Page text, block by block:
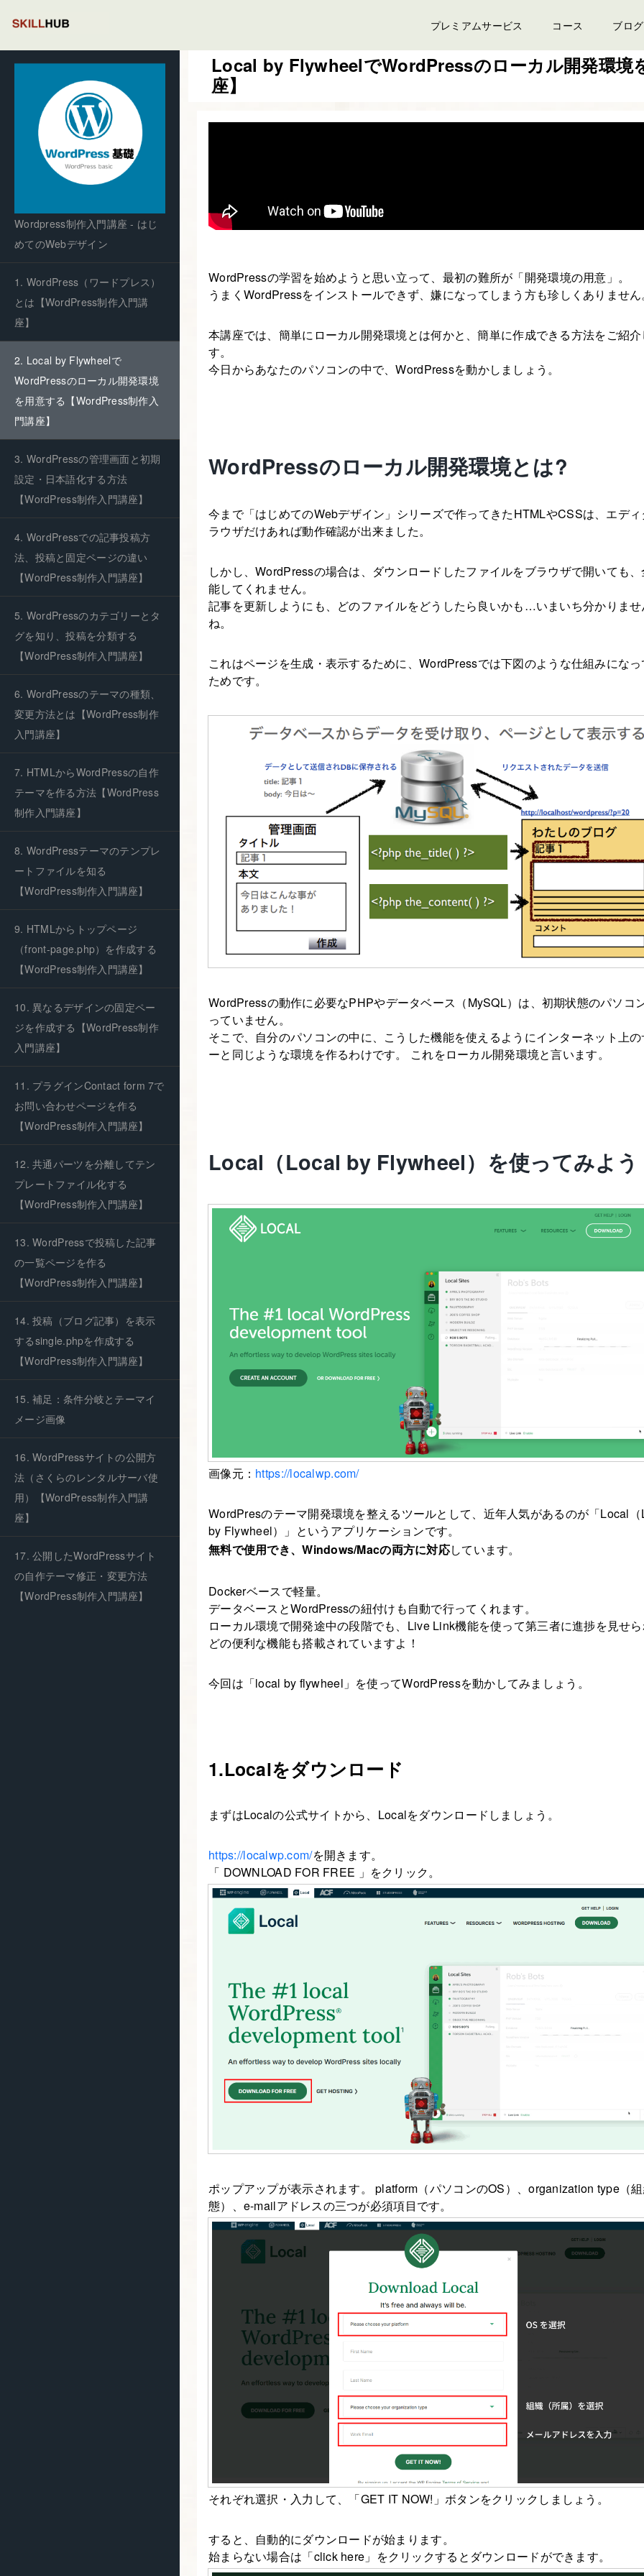
プレミアムサービス コース ブログ
Wordpress制作入門講座 - はじ
めてのWebデザイン
1. WordPress（ワードプレス）
とは【WordPress制作入門講
座】
2. Local by Flywheelで
WordPressのローカル開発環境
を用意する【WordPress制作入
門講座】
3. WordPressの管理画面と初期
設定・日本語化する方法
【WordPress制作入門講座】
4. WordPressでの記事投稿方
法、投稿と固定ページの違い
【WordPress制作入門講座】
5. WordPressのカテゴリーとタ
グを知り、投稿を分類する
【WordPress制作入門講座】
6. WordPressのテーマの種類、
変更方法とは【WordPress制作
入門講座】
7. HTMLからWordPressの自作
テーマを作る方法【WordPress
制作入門講座】
8. WordPressテーマのテンプレ
ートファイルを知る
【WordPress制作入門講座】
9. HTMLからトップページ
（front-page.php）を作成する
【WordPress制作入門講座】
10. 異なるデザインの固定ペー
ジを作成する【WordPress制作
入門講座】
11. プラグインContact form 7で
お問い合わせページを作る
【WordPress制作入門講座】
12. 共通パーツを分離してテン
プレートファイル化する
【WordPress制作入門講座】
13. WordPressで投稿した記事
の一覧ページを作る
【WordPress制作入門講座】
14. 投稿（ブログ記事）を表示
するsingle.phpを作成する
【WordPress制作入門講座】
15. 補足：条件分岐とテーマイ
メージ画像
16. WordPressサイトの公開方
法（さくらのレンタルサーバ使
用）【WordPress制作入門講
座】
17. 公開したWordPressサイト
の自作テーマ修正・変更方法
【WordPress制作入門講座】
Local by FlywheelでWordPressのローカル開発環境
座】
WordPressの学習を始めようと思い立って、最初の難所が「開発環境の用意」。
うまくWordPressをインストールできず、嫌になってしまう方も珍しくありませ
本講座では、簡単にローカル開発環境とは何かと、簡単に作成できる方法をご紹
す。
今日からあなたのパソコンの中で、WordPressを動かしましょう。
WordPressのローカル開発環境とは?
今まで「はじめてのWebデザイン」シリーズで作ってきたHTMLやCSSは、エデ
ラウザだけあれば動作確認が出来ました。
しかし、WordPressの場合は、ダウンロードしたファイルをブラウザで開いても
能してくれません。
記事を更新しようにも、どのファイルをどうしたら良いかも…いまいち分かりま
ね。
これはページを生成・表示するために、WordPressでは下図のような仕組みにな
ためです。
WordPressの動作に必要なPHPやデータベース（MySQL）は、初期状態のパソコ
っていません。
そこで、自分のパソコンの中に、こうした機能を使えるようにインターネット上
ーと同じような環境を作るわけです。 これをローカル開発環境と言います。
Local（Local by Flywheel）を使ってみよう
画像元： https://localwp.com/
WordPresのテーマ開発環境を整えるツールとして、近年人気があるのが「Local
by Flywheel）」というアプリケーションです。
無料で使用でき、Windows/Macの両方に対応しています。
Dockerベースで軽量。
データベースとWordPressの紐付けも自動で行ってくれます。
ローカル環境で開発途中の段階でも、Live Link機能を使って第三者に進捗を見せ
どの便利な機能も搭載されていますよ！
今回は「local by flywheel」を使ってWordPressを動かしてみましょう。
1.Localをダウンロード
まずはLocalの公式サイトから、Localをダウンロードしましょう。
https://localwp.com/を開きます。
「 DOWNLOAD FOR FREE 」をクリック。
ポップアップが表示されます。 platform（パソコンのOS）、organization type（
態）、e-mailアドレスの三つが必須項目です。
それぞれ選択・入力して、「GET IT NOW!」ボタンをクリックしましょう。
すると、自動的にダウンロードが始まります。
始まらない場合は「click here」をクリックするとダウンロードができます。